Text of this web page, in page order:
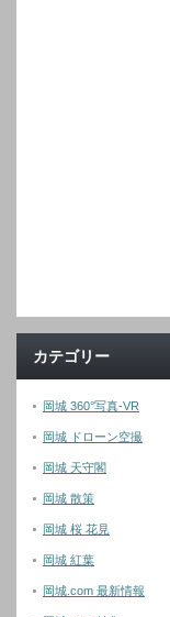
カテゴリー
岡城 360°写真-VR
岡城 ドローン空撮
岡城 天守閣
岡城 散策
岡城 桜 花見
岡城 紅葉
岡城.com 最新情報